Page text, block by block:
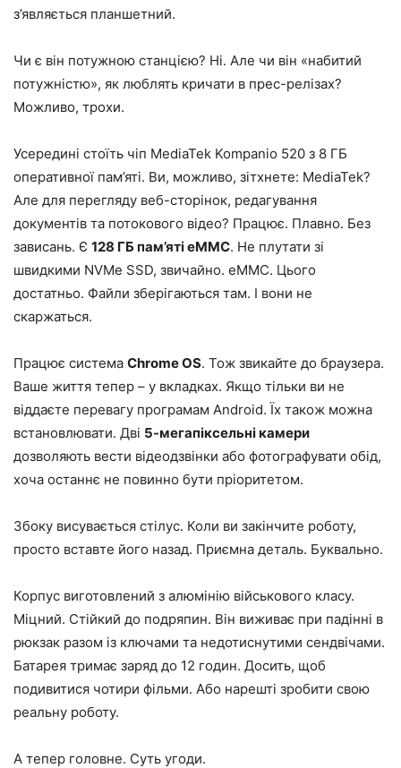
з’являється планшетний.
Чи є він потужною станцією? Ні. Але чи він «набитий
потужністю», як люблять кричати в прес-релізах?
Можливо, трохи.
Усередині стоїть чіп MediaTek Kompanio 520 з 8 ГБ
оперативної пам’яті. Ви, можливо, зітхнете: MediaTek?
Але для перегляду веб-сторінок, редагування
документів та потокового відео? Працює. Плавно. Без
зависань. Є 128 ГБ пам’яті eMMC. Не плутати зі
швидкими NVMe SSD, звичайно. eMMC. Цього
достатньо. Файли зберігаються там. І вони не
скаржаться.
Працює система Chrome OS. Тож звикайте до браузера.
Ваше життя тепер – у вкладках. Якщо тільки ви не
віддаєте перевагу програмам Android. Їх також можна
встановлювати. Дві 5-мегапіксельні камери
дозволяють вести відеодзвінки або фотографувати обід,
хоча останнє не повинно бути пріоритетом.
Збоку висувається стілус. Коли ви закінчите роботу,
просто вставте його назад. Приємна деталь. Буквально.
Корпус виготовлений з алюмінію військового класу.
Міцний. Стійкий до подряпин. Він виживає при падінні в
рюкзак разом із ключами та недотиснутими сендвічами.
Батарея тримає заряд до 12 годин. Досить, щоб
подивитися чотири фільми. Або нарешті зробити свою
реальну роботу.
А тепер головне. Суть угоди.